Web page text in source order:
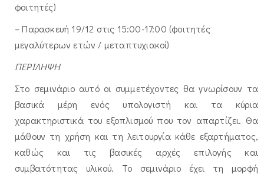
φοιτητές)
– Παρασκευή 19/12 στις 15:00-17:00 (φοιτητές
μεγαλύτερων ετών / μεταπτυχιακοί)
ΠΕΡΙΛΗΨΗ
Στο σεμινάριο αυτό οι συμμετέχοντες θα γνωρίσουν τα
βασικά μέρη ενός υπολογιστή και τα κύρια
χαρακτηριστικά του εξοπλισμού που τον απαρτίζει. Θα
μάθουν τη χρήση και τη λειτουργία κάθε εξαρτήματος,
καθώς και τις βασικές αρχές επιλογής και
συμβατότητας υλικού. Το σεμινάριο έχει τη μορφή